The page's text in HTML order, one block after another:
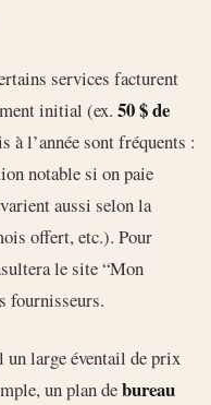
services facturent
initial (ex. 50 $ de
à l’année sont fréquents :
notable si on paie
aussi selon la
offert, etc.). Pour
le site “Mon
fournisseurs.
un large éventail de prix
un plan debureau